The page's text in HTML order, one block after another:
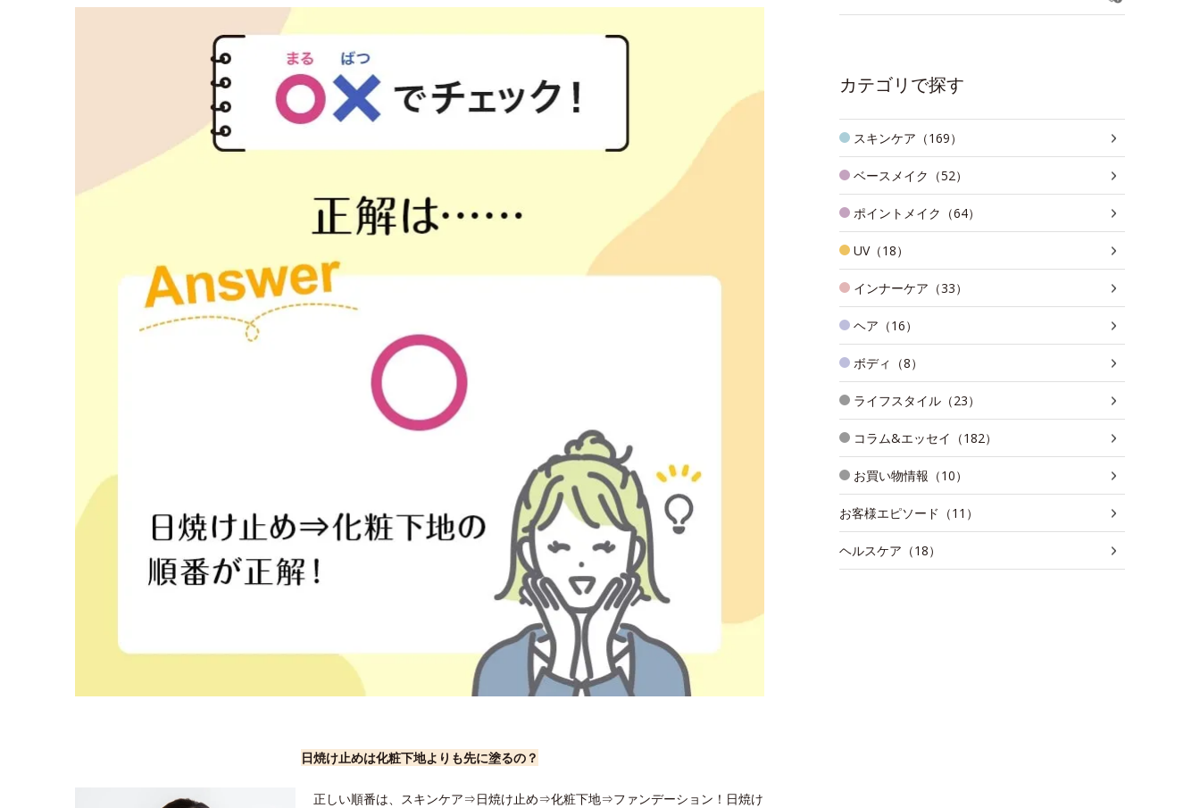
日焼け止めは化粧下地よりも先に塗るの？
正しい順番は、スキンケア⇒日焼け止め⇒化粧下地⇒ファンデーション！日焼け
カテゴリで探す
スキンケア（169）
ベースメイク（52）
ポイントメイク（64）
UV（18）
インナーケア（33）
ヘア（16）
ボディ（8）
ライフスタイル（23）
コラム&エッセイ（182）
お買い物情報（10）
お客様エピソード（11）
ヘルスケア（18）